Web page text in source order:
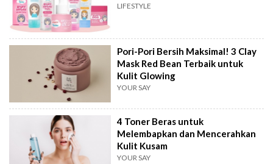
LIFESTYLE
Pori-Pori Bersih Maksimal! 3 Clay
Mask Red Bean Terbaik untuk
Kulit Glowing
YOUR SAY
4 Toner Beras untuk
Melembapkan dan Mencerahkan
Kulit Kusam
YOUR SAY